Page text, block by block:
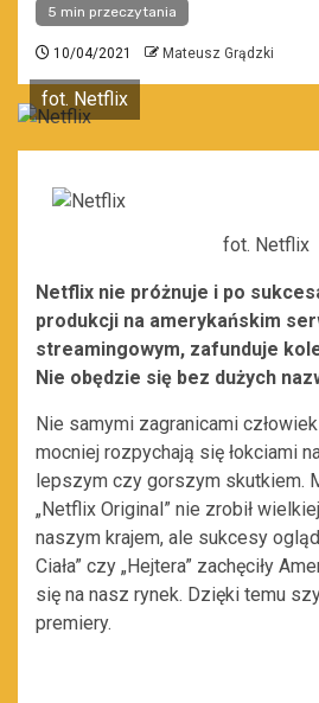
5 min przeczytania
10/04/2021 Mateusz Grądzki
fot. Netflix
fot. Netflix
Netflix nie próżnuje i po
produkcji na amerykańskim
streamingowym, zafunduje
Nie obędzie się bez dużych
Nie samymi zagranicami
mocniej rozpychają się łokciami
lepszym czy gorszym skutkiem.
„Netflix Original” nie zrobił
naszym krajem, ale sukcesy
Ciała” czy „Hejtera” zachęciły
się na nasz rynek. Dzięki temu
premiery.